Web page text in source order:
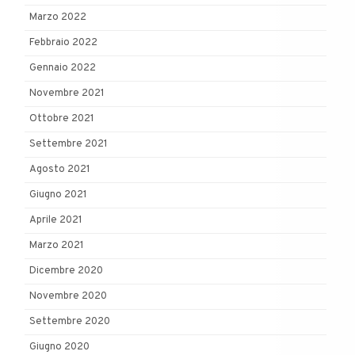
Marzo 2022
Febbraio 2022
Gennaio 2022
Novembre 2021
Ottobre 2021
Settembre 2021
Agosto 2021
Giugno 2021
Aprile 2021
Marzo 2021
Dicembre 2020
Novembre 2020
Settembre 2020
Giugno 2020